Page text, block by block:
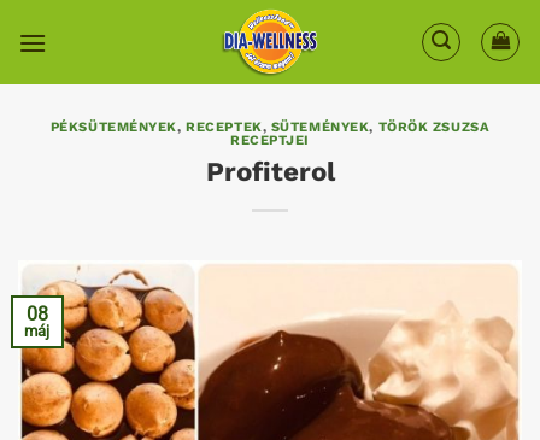
PÉKSÜTEMÉNYEK,RECEPTEK, SÜTEMÉNYEK, TÖRÖK ZSUZSA
RECEPTJEI
Profiterol
08
máj